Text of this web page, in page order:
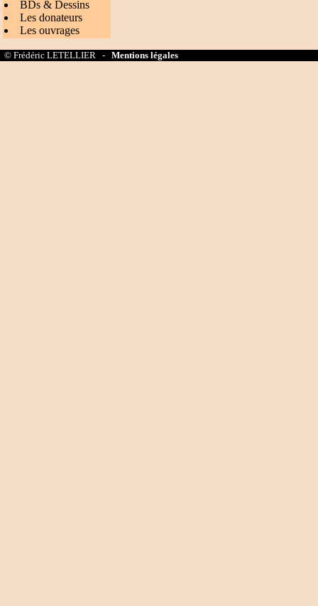
BDs & Dessins
Les donateurs
Les ouvrages
© Frédéric LETELLIER - Mentions légales